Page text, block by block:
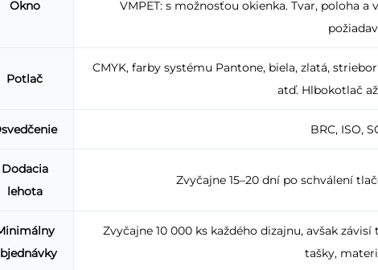
Okno
VMPET: s možnosťou okienka. Tvar, poloha
Potlač
CMYK, farby systému Pantone, biela, zlatá,
atď. Hlbokotlač
BRC, ISO,
Dodacia
lehota
Zvyčajne 15–20 dní po schválení
Zvyčajne 10 000 ks každého dizajnu, avšak
tašky,